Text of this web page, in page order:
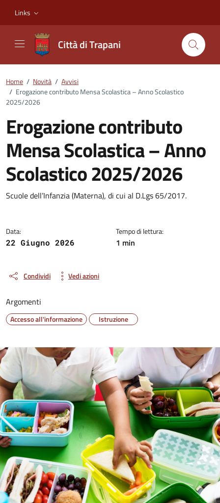
Links
Città di Trapani
Home / Novità / Avvisi
/ Erogazione contributo Mensa Scolastica – Anno Scolastico
2025/2026
Erogazione contributo
Mensa Scolastica – Anno
Scolastico 2025/2026
Dettagli della notizia
Scuole dell’Infanzia (Materna), di cui al D.Lgs 65/2017.
Data:
22 Giugno 2026
Tempo di lettura:
1 min
Condividi Vedi azioni
Argomenti
Accesso all'informazione Istruzione